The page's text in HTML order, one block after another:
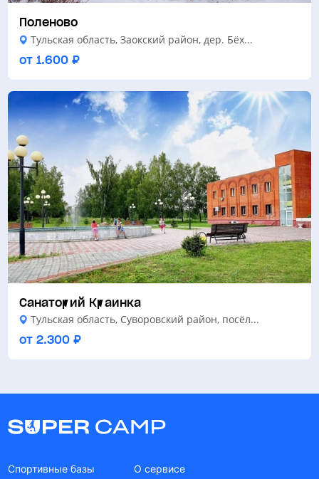
Поленово
Тульская область, Заокский район, дер. Бёх...
от 1.600 ₽
Санаторий Краинка
Тульская область, Суворовский район, посёл...
от 2.300 ₽
Спортивные базы О сервисе